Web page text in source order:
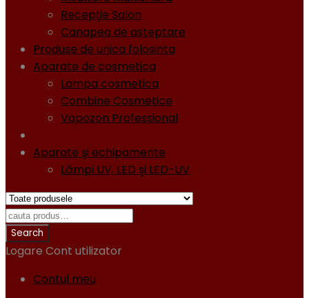
Recepţie Salon
Canapea de asteptare
Produse de unica folosinta
Aparate de cosmetica
Lampa cosmetica
Combine Cosmetice
Vapozon Professional
Aparate şi echipamente
Lămpi UV, LED şi LED-UV
Logare Cont utilizator
Contul meu